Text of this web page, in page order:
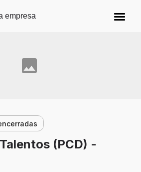
principal
empresa
(PCD) -